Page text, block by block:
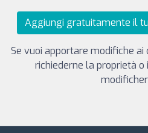
Aggiungi gratuitamente il
Se vuoi apportare modifiche
richiederne la proprietà